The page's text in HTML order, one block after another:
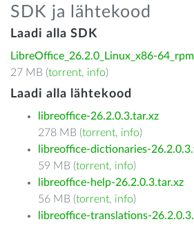
SDK ja lähtekood
Laadi alla SDK
LibreOffice_26.2.0_Linux_x86-
27 MB (torrent, info)
Laadi alla lähtekood
libreoffice-26.2.0.3.tar.xz
278 MB (torrent, info)
libreoffice-dictionaries-
59 MB (torrent, info)
libreoffice-help-26.2.0.3.tar.xz
56 MB (torrent, info)
libreoffice-translations-